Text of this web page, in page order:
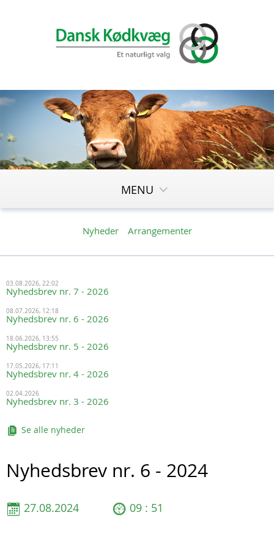
MENU
Nyheder Arrangementer
03.08.2026, 22:02
Nyhedsbrev nr. 7 - 2026
08.07.2026, 12:18
Nyhedsbrev nr. 6 - 2026
18.06.2026, 13:55
Nyhedsbrev nr. 5 - 2026
17.05.2026, 17:11
Nyhedsbrev nr. 4 - 2026
02.04.2026
Nyhedsbrev nr. 3 - 2026
Se alle nyheder
Nyhedsbrev nr. 6 - 2024
27.08.2024 09 : 51